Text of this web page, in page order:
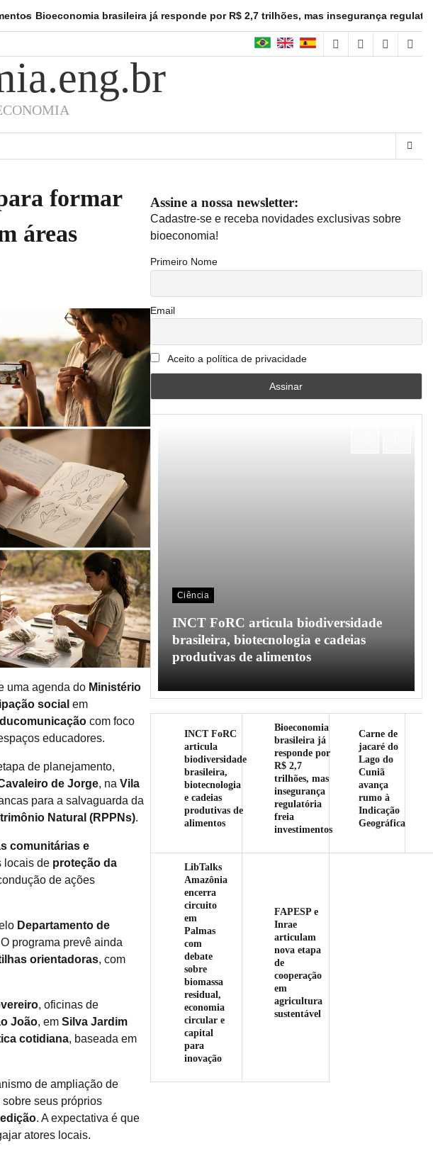
brasileira já responde por R$ 2,7 trilhões, mas insegurança regulatória freia
facebookinstagram
linkedin
formar
áreas
uma agenda do Ministério
social em
com foco
educadores.
de planejamento,
de Jorge, na Vila
para a salvaguarda da
Natural (RPPNs).
comunitárias e
locais de proteção da
de ações
Departamento de
O programa prevê ainda
orientadoras, com
, oficinas de
João, em Silva Jardim
cotidiana, baseada em
de ampliação de
sobre seus próprios
edição. A expectativa é que
atores locais.
Assine a nossa newsletter:
Cadastre-se e receba novidades exclusivas sobre
bioeconomia!
Primeiro Nome
Email
Aceito a política de privacidade
encerra circuito em
sobre biomassa
circular e capital
Ciência
INCT FoRC articula biodiversidade
brasileira, biotecnologia e cadeias
produtivas de alimentos
INCT FoRC
articula
biodiversidade
brasileira,
biotecnologia
e cadeias
produtivas de
alimentos
Bioeconomia
brasileira já
responde por
R$ 2,7
trilhões, mas
insegurança
regulatória
freia
investimentos
Carne de
jacaré do
Lago do
Cuniã
avança
rumo à
Indicação
Geográfica
LibTalks
Amazônia
encerra
circuito
em
Palmas
com
debate
sobre
biomassa
residual,
economia
circular e
capital
para
inovação
FAPESP e
Inrae
articulam
nova etapa
de
cooperação
em
agricultura
sustentável